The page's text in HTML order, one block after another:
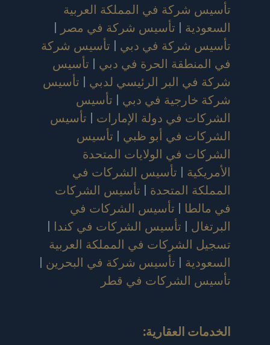
تأسيس شركة في المملكة العربية
السعودية | تأسيس شركة في مصر |
تأسيس شركة في دبي | تأسيس شركة
في المنطقة الحرة في دبي | تأسيس
شركة في البر الرئيسي لدبي | تأسيس
شركة خارجية في دبي | تأسيس
الشركات في دولة الإمارات | تأسيس
الشركات في أبو ظبي | تأسيس
الشركات في الولايات المتحدة
الأمريكية | تأسيس الشركات في
المملكة المتحدة | تأسيس الشركات
في مالطا | تأسيس الشركات في
البرتغال | تأسيس الشركات في كندا |
تسجيل الشركات في المملكة العربية
السعودية | تأسيس شركة في البحرين |
تأسيس الشركات في قطر
الخدمات العقارية: